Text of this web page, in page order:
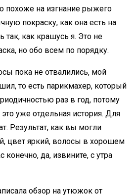
похоже на изгнание рыжего
покраску, как она есть на
как крашусь я. Это не
но обо всем по порядку.
пока не отвалились, мой
то есть парикмахер, который
раз в год, потому
уже отдельная история. Для
Результат, как вы могли
цвет яркий, волосы в хорошем
конечно, да, извините, с утра
обзор на утюжок от